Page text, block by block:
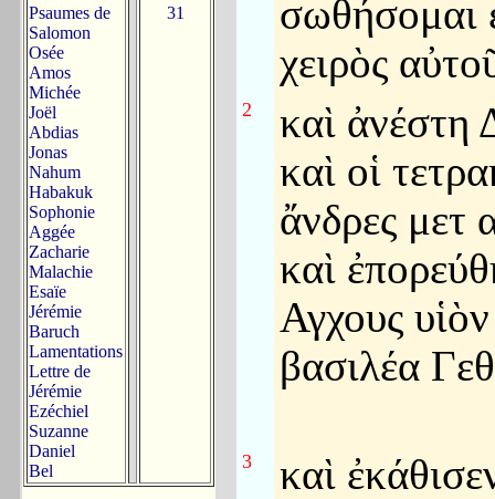
Psaumes de
Salomon
Osée
Amos
Michée
Joël
Abdias
Jonas
Nahum
Habakuk
Sophonie
Aggée
Zacharie
Malachie
Esaïe
Jérémie
Baruch
Lamentations
Lettre de
Jérémie
Ezéchiel
Suzanne
Daniel
Bel
31
σωθήσομαι
χειρὸς
2
καὶ ἀνέστη
καὶ οἱ
ἄνδρες μετ
καὶ
Αγχους
βασιλέα
3
καὶ